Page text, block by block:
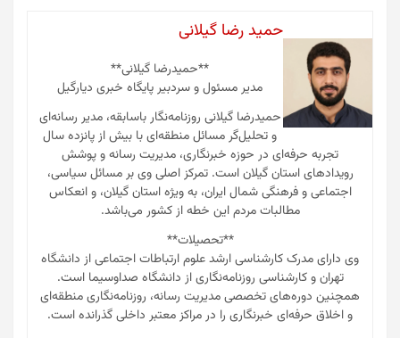
حمید رضا گیلانی
**حمیدرضا گیلانی**
مدیر مسئول و سردبیر پایگاه خبری دیارگیل
حمیدرضا گیلانی روزنامه‌نگار باسابقه، مدیر رسانه‌ای
و تحلیل‌گر مسائل منطقه‌ای با بیش از پانزده سال
تجربه حرفه‌ای در حوزه خبرنگاری، مدیریت رسانه و پوشش
رویدادهای استان گیلان است. تمرکز اصلی وی بر مسائل سیاسی،
اجتماعی و فرهنگی شمال ایران، به ویژه استان گیلان، و انعکاس
مطالبات مردم این خطه از کشور می‌باشد.
**تحصیلات**
وی دارای مدرک کارشناسی ارشد علوم ارتباطات اجتماعی از دانشگاه
تهران و کارشناسی روزنامه‌نگاری از دانشگاه صداوسیما است.
همچنین دوره‌های تخصصی مدیریت رسانه، روزنامه‌نگاری منطقه‌ای
و اخلاق حرفه‌ای خبرنگاری را در مراکز معتبر داخلی گذرانده است.